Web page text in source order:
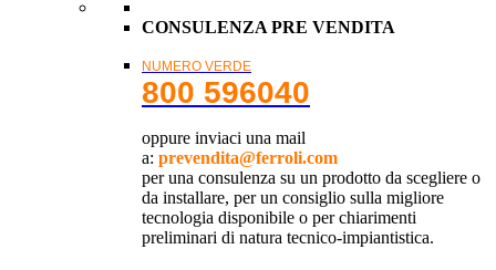
CONSULENZA PRE VENDITA
NUMERO VERDE
800 596040
oppure inviaci una mail
a: prevendita@ferroli.com
per una consulenza su un prodotto da scegliere o
da installare, per un consiglio sulla migliore
tecnologia disponibile o per chiarimenti
preliminari di natura tecnico-impiantistica.